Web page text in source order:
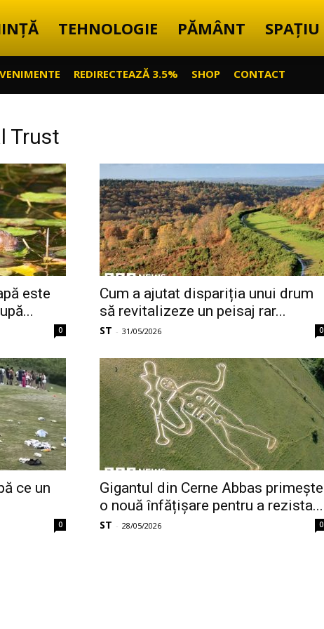
TEHNOLOGIE PĂMÂNT SPAȚIU
REDIRECTEAZĂ 3.5% SHOP CONTACT
Trust
este
0
Cum a ajutat dispariția unui drum
să revitalizeze un peisaj rar...
ST - 31/05/2026 0
ce un
0
Gigantul din Cerne Abbas primește
o nouă înfățișare pentru a rezista...
ST - 28/05/2026 0